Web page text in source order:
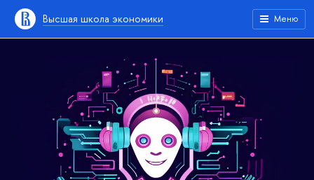
Высшая школа экономики Меню